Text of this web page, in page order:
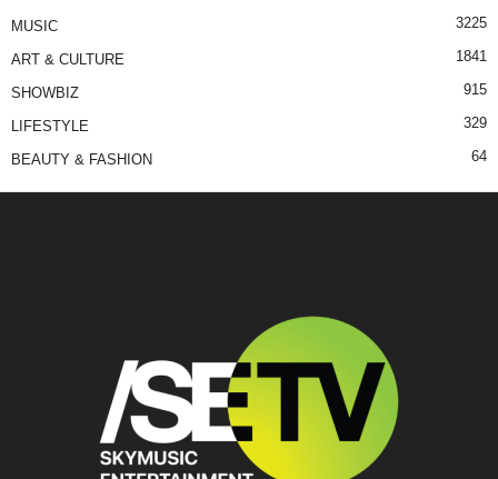
MUSIC 3225
ART & CULTURE 1841
SHOWBIZ 915
LIFESTYLE 329
BEAUTY & FASHION 64